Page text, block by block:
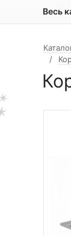
Весь